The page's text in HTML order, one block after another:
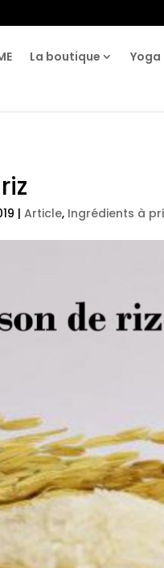
La boutique Yoga
|Article, Ingrédients à